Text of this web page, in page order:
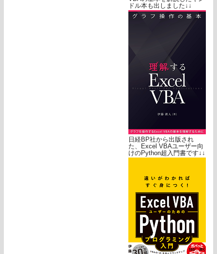
ドル本も出しました↓↓
日経BP社から出版され
た、Excel VBAユーザー向
けのPython超入門書です↓↓